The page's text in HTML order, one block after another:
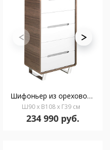
Шифоньер из орехового дерева с белыми ящиками 136-I /7111
Ш90 x В108 x Г39 см
234 990 руб.